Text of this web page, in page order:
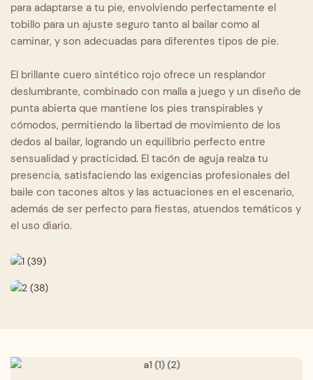
para adaptarse a tu pie, envolviendo perfectamente el
tobillo para un ajuste seguro tanto al bailar como al
caminar, y son adecuadas para diferentes tipos de pie.
El brillante cuero sintético rojo ofrece un resplandor
deslumbrante, combinado con malla a juego y un diseño de
punta abierta que mantiene los pies transpirables y
cómodos, permitiendo la libertad de movimiento de los
dedos al bailar, logrando un equilibrio perfecto entre
sensualidad y practicidad. El tacón de aguja realza tu
presencia, satisfaciendo las exigencias profesionales del
baile con tacones altos y las actuaciones en el escenario,
además de ser perfecto para fiestas, atuendos temáticos y
el uso diario.